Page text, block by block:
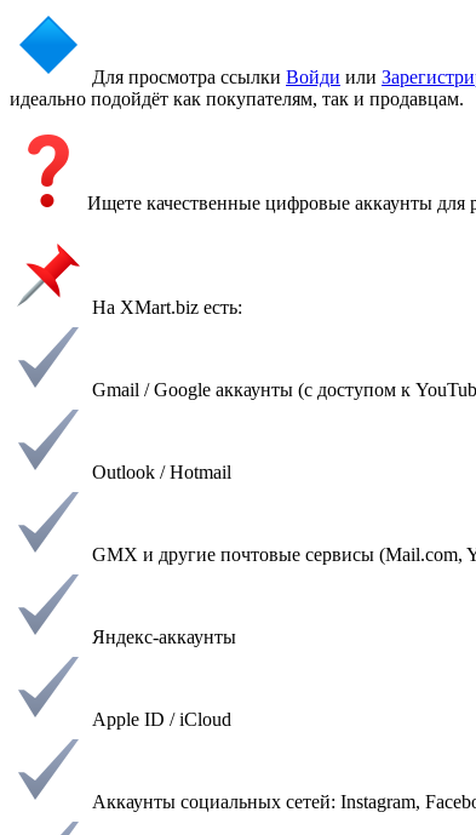
Для просмотра ссылки Войди или
идеально подойдёт как покупателям, так и продавцам.
Ищете качественные цифровые аккаунты для
На XMart.biz есть:
Gmail / Google аккаунты (с доступом к
Outlook / Hotmail
GMX и другие почтовые сервисы (Mail.com,
Яндекс-аккаунты
Apple ID / iCloud
Аккаунты социальных сетей: Instagram,